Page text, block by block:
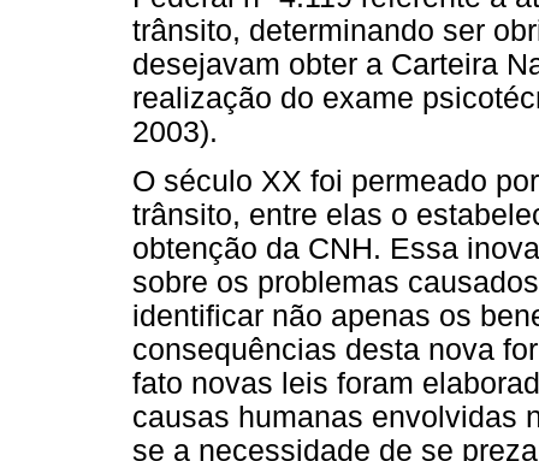
trânsito, determinando ser
desejavam obter a Carteira
realização do exame
2003).
O século XX foi permeado
trânsito, entre elas o
obtenção da CNH. Essa
sobre os problemas
identificar não apenas os
consequências desta nova
fato novas leis foram
causas humanas envolvidas
se a necessidade de se